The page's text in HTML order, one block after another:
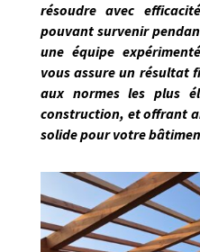
résoudre avec
pouvant survenir
une équipe
vous assure un résultat
aux normes les plus
construction, et offrant
solide pour votre